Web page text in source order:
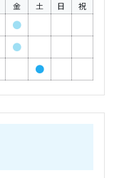
金 土 日 祝
●
●
●